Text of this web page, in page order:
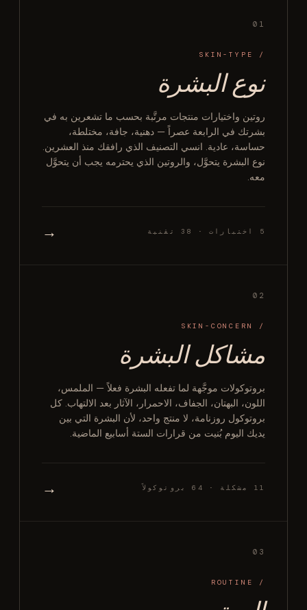
01
/ SKIN-TYPE
نوع البشرة
روتين واختيارات منتجات مرتَّبة بحسب ما تشعرين به في
بشرتك في الرابعة عصراً — دهنية، جافة، مختلطة،
حساسة، عادية. انسي التصنيف الذي رافقك منذ العشرين.
نوع البشرة يتحوَّل، والروتين الذي يحترمه يجب أن يتحوَّل
معه.
5 اختبارات · 38 تقنية →
02
/ SKIN-CONCERN
مشاكل البشرة
بروتوكولات موجَّهة لما تفعله البشرة فعلاً — الملمس،
اللون، البهتان، الجفاف، الاحمرار، الآثار بعد الالتهاب. كل
بروتوكول روزنامة، لا منتج واحد، لأن البشرة التي بين
يديك اليوم بُنيت من قرارات الستة أسابيع الماضية.
11 مشكلة · 64 بروتوكولاً →
03
/ ROUTINE